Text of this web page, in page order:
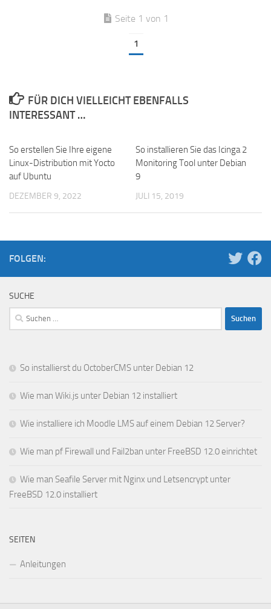
Seite 1 von 1
1
FÜR DICH VIELLEICHT EBENFALLS
INTERESSANT …
So erstellen Sie Ihre eigene
Linux-Distribution mit Yocto
auf Ubuntu
DEZEMBER 9, 2022
So installieren Sie das Icinga 2
Monitoring Tool unter Debian
9
JULI 15, 2019
FOLGEN:
SUCHE
Suchen
nach:
So installierst du OctoberCMS unter Debian 12
Wie man Wiki.js unter Debian 12 installiert
Wie installiere ich Moodle LMS auf einem Debian 12 Server?
Wie man pf Firewall und Fail2ban unter FreeBSD 12.0 einrichtet
Wie man Seafile Server mit Nginx und Letsencrypt unter
FreeBSD 12.0 installiert
SEITEN
Anleitungen